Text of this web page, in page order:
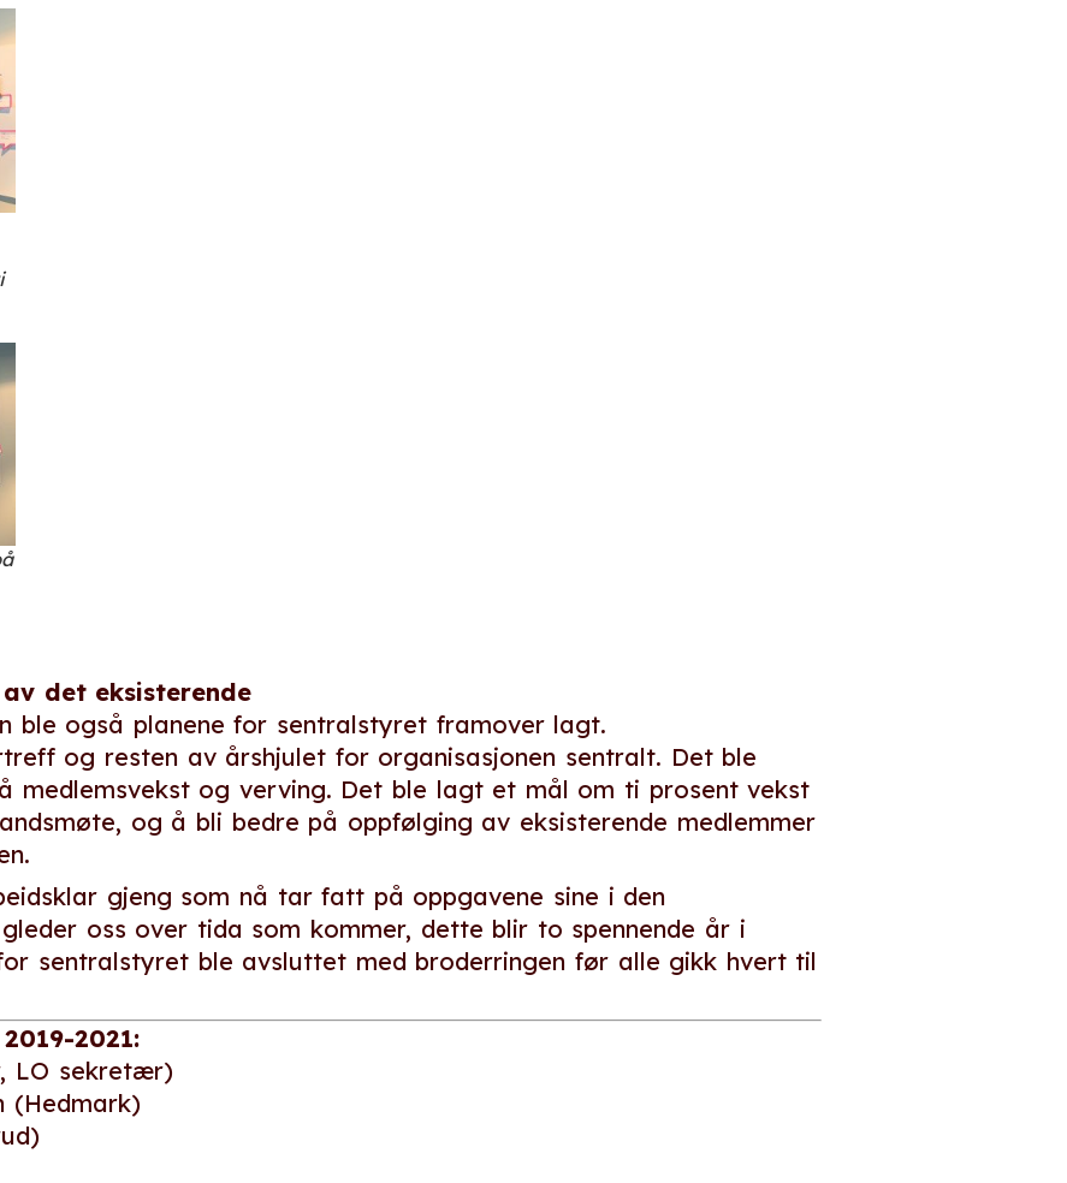
det eksisterende
ble også planene for sentralstyret framover lagt.
og resten av årshjulet for organisasjonen sentralt. Det ble
medlemsvekst og verving. Det ble lagt et mål om ti prosent vekst
og å bli bedre på oppfølging av eksisterende medlemmer
gjeng som nå tar fatt på oppgavene sine i den
oss over tida som kommer, dette blir to spennende år i
sentralstyret ble avsluttet med broderringen før alle gikk hvert til
2021:
LO sekretær)
(Hedmark)